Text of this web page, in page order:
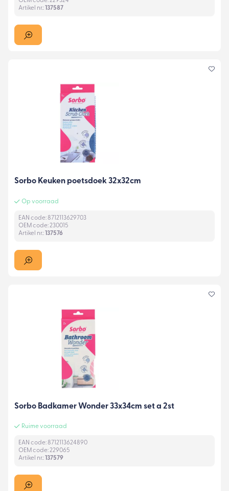
Artikel nr.: 137587
Sorbo Keuken poetsdoek 32x32cm
Op voorraad
EAN code: 8712113629703
OEM code: 230015
Artikel nr.:137576
Sorbo Badkamer Wonder 33x34cm set a 2st
Ruime voorraad
EAN code: 8712113624890
OEM code: 229065
Artikel nr.: 137579